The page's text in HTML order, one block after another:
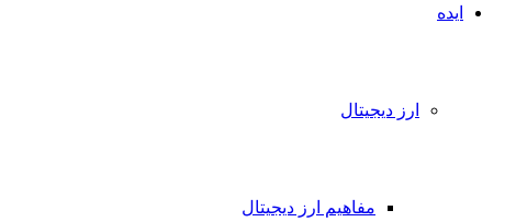
ایده
ارز دیجیتال
مفاهیم ارز دیجیتال